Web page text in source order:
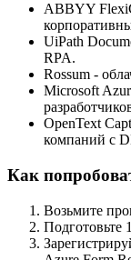
ABBYY
UiPath
RPA.
Rossum -
Microsoft
OpenText
компаний с
Как
Возьмите
Подготовьте